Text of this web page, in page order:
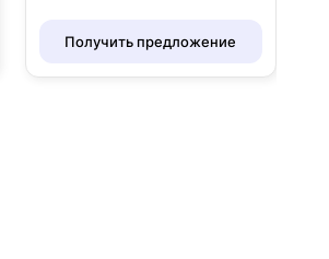
Получить предложение